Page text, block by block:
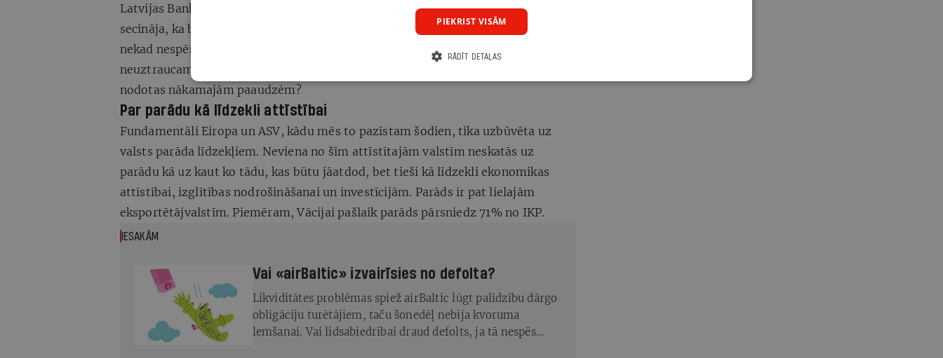
Latvijas Bankas ekonomists Uldis Rutkaste 2018. gadā veicaanalīzi, kurā
secināja, ka bez fundamentālām izmaiņām tautsaimniecības struktūrā Latvija
nekad nespēs noķert ES vidējo ieņēmumu līmeni. Kāpēc parāda vietā mēs
neuztraucamies par minētajām fundamentālajām problēmām, kas arī tiek
nodotas nākamajām paaudzēm?
Par parādu kā līdzekli attīstībai
Fundamentāli Eiropa un ASV, kādu mēs to pazīstam šodien, tika uzbūvēta uz
valsts parāda līdzekļiem. Neviena no šīm attīstītajām valstīm neskatās uz
parādu kā uz kaut ko tādu, kas būtu jāatdod, bet tieši kā līdzekli ekonomikas
attīstībai, izglītības nodrošināšanai un investīcijām. Parāds ir pat lielajām
eksportētājvalstīm. Piemēram, Vācijai pašlaik parāds pārsniedz 71% no IKP.
IESAKĀM
Vai «airBaltic» izvairīsies no defolta?
Likviditātes problēmas spiež airBaltic lūgt palīdzību dārgo
obligāciju turētājiem, taču šonedēļ nebija kvoruma
lemšanai. Vai lidsabiedrībai draud defolts, ja tā nespēs
PIEKRIST VISĀM
RĀDĪT DETAĻAS